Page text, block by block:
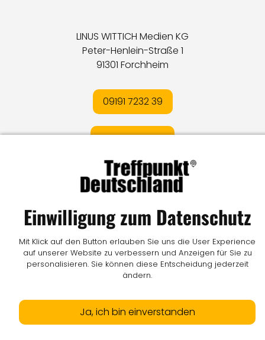
LINUS WITTICH Medien KG
Peter-Henlein-Straße 1
91301 Forchheim
09191 7232 39
E-MAIL SENDEN
DatenschutzIOnline-Streitschlichtung
© LW Medien GmbH
Einwilligung zum Datenschutz
Mit Klick auf den Button erlauben Sie uns die User Experience
auf unserer Website zu verbessern und Anzeigen für Sie zu
personalisieren. Sie können diese Entscheidung jederzeit
ändern.
Ja, ich bin einverstanden